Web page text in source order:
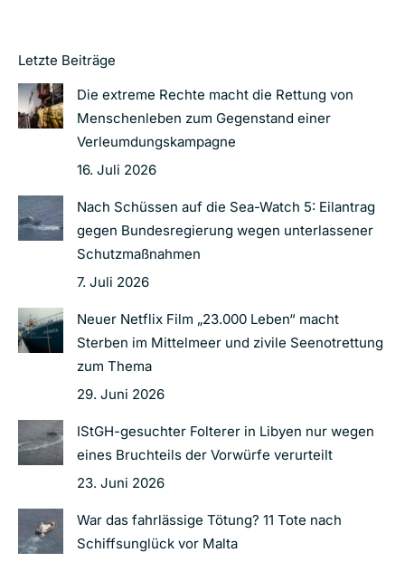
Letzte Beiträge
Die extreme Rechte macht die Rettung von
Menschenleben zum Gegenstand einer
Verleumdungskampagne
16. Juli 2026
Nach Schüssen auf die Sea-Watch 5: Eilantrag
gegen Bundesregierung wegen unterlassener
Schutzmaßnahmen
7. Juli 2026
Neuer Netflix Film „23.000 Leben“ macht
Sterben im Mittelmeer und zivile Seenotrettung
zum Thema
29. Juni 2026
IStGH-gesuchter Folterer in Libyen nur wegen
eines Bruchteils der Vorwürfe verurteilt
23. Juni 2026
War das fahrlässige Tötung? 11 Tote nach
Schiffsunglück vor Malta